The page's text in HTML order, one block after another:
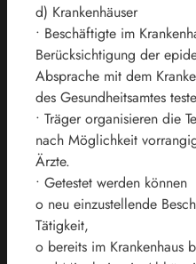
d) Krankenhäuser
• Beschäftigte im
Berücksichtigung der
Absprache mit dem
des Gesundheitsamtes
• Träger organisieren die
nach Möglichkeit
Ärzte.
• Getestet werden können
o neu einzustellende
Tätigkeit,
o bereits im Krankenhaus